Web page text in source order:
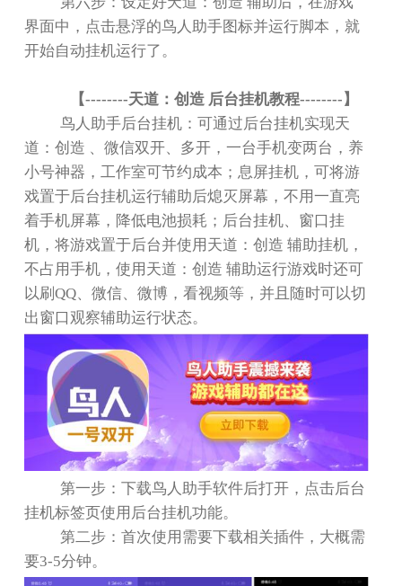
界面中，点击悬浮的鸟人助手图标并运行脚本，就
开始自动挂机运行了。
【--------天道：创造 后台挂机教程-------- 】
鸟人助手后台挂机：可通过后台挂机实现天
道：创造 、微信双开、多开，一台手机变两台，养
小号神器，工作室可节约成本；息屏挂机，可将游
戏置于后台挂机运行辅助后熄灭屏幕，不用一直亮
着手机屏幕，降低电池损耗；后台挂机、窗口挂
机，将游戏置于后台并使用天道：创造 辅助挂机，
不占用手机，使用天道：创造 辅助运行游戏时还可
以刷QQ、微信、微博，看视频等，并且随时可以切
出窗口观察辅助运行状态。
第一步：下载鸟人助手软件后打开，点击后台
挂机标签页使用后台挂机功能。
第二步：首次使用需要下载相关插件，大概需
要3-5分钟。